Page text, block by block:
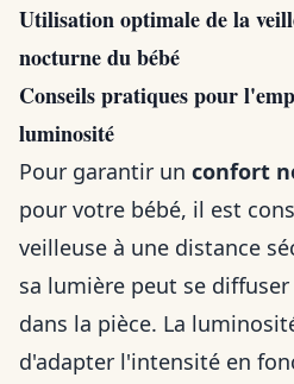
Utilisation optimale de la
nocturne du bébé
Conseils pratiques pour
luminosité
Pour garantir un confort
pour votre bébé, il est
veilleuse à une distance
sa lumière peut se
dans la pièce. La
d'adapter l'intensité en